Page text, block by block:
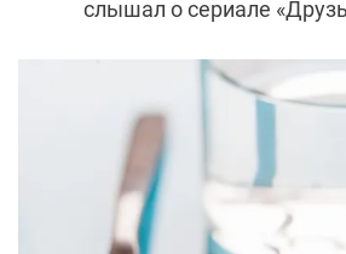
слышал о сериале
фанатов, попадали на
и получали престижные
впоследствии сложилась
участников нашумевшего
изменилась внешность
«Друзья»